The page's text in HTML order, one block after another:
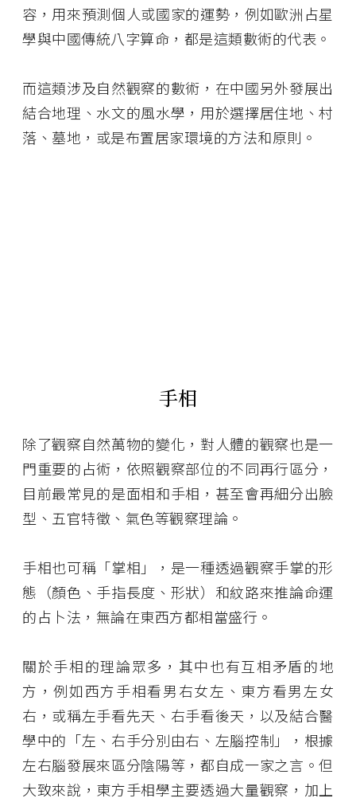
容，用來預測個人或國家的運勢，例如歐洲占星
學與中國傳統八字算命，都是這類數術的代表。
而這類涉及自然觀察的數術，在中國另外發展出
結合地理、水文的風水學，用於選擇居住地、村
落、墓地，或是布置居家環境的方法和原則。
手相
除了觀察自然萬物的變化，對人體的觀察也是一
門重要的占術，依照觀察部位的不同再行區分，
目前最常見的是面相和手相，甚至會再細分出臉
型、五官特徵、氣色等觀察理論。
手相也可稱「掌相」，是一種透過觀察手掌的形
態（顏色、手指長度、形狀）和紋路來推論命運
的占卜法，無論在東西方都相當盛行。
關於手相的理論眾多，其中也有互相矛盾的地
方，例如西方手相看男右女左、東方看男左女
右，或稱左手看先天、右手看後天，以及結合醫
學中的「左、右手分別由右、左腦控制」，根據
左右腦發展來區分陰陽等，都自成一家之言。但
大致來說，東方手相學主要透過大量觀察，加上